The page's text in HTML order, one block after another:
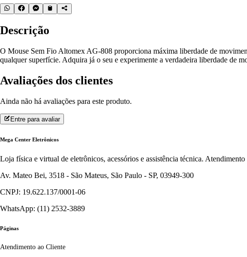
Descrição
O Mouse Sem Fio Altomex AG-808 proporciona máxima liberdade de
qualquer superfície. Adquira já o seu e experimente a verdadeira liberdade de
Avaliações dos clientes
Ainda não há avaliações para este produto.
Entre para avaliar
Mega Center Eletrônicos
Loja física e virtual de eletrônicos, acessórios e assistência técnica.
Av. Mateo Bei, 3518 - São Mateus, São Paulo - SP, 03949-300
CNPJ: 19.622.137/0001-06
WhatsApp: (11) 2532-3889
Páginas
Atendimento ao Cliente